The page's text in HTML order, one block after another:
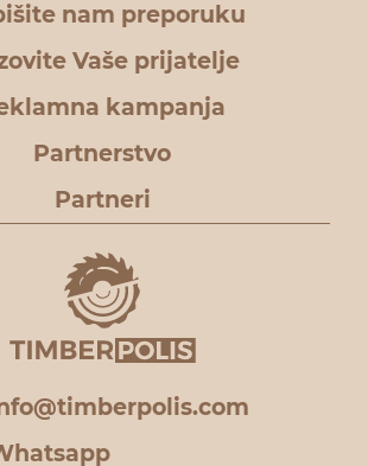
nam preporuku
Vaše prijatelje
kampanja
Partnerstvo
Partneri